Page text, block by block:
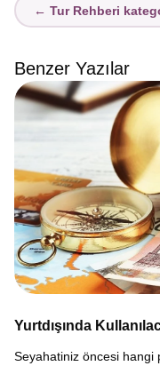
← Tur Rehberi
Benzer Yazılar
Yurtdışında
Seyahatiniz öncesi hangi